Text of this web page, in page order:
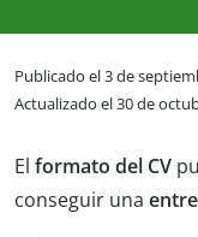
Publicado el 3 de
Actualizado el 30 de
El formato del CV
conseguir una